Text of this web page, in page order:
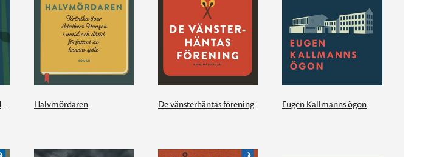
En främling knackar på din dörr Halvmördaren De vänsterhäntas förening Eugen Kallmanns ögon